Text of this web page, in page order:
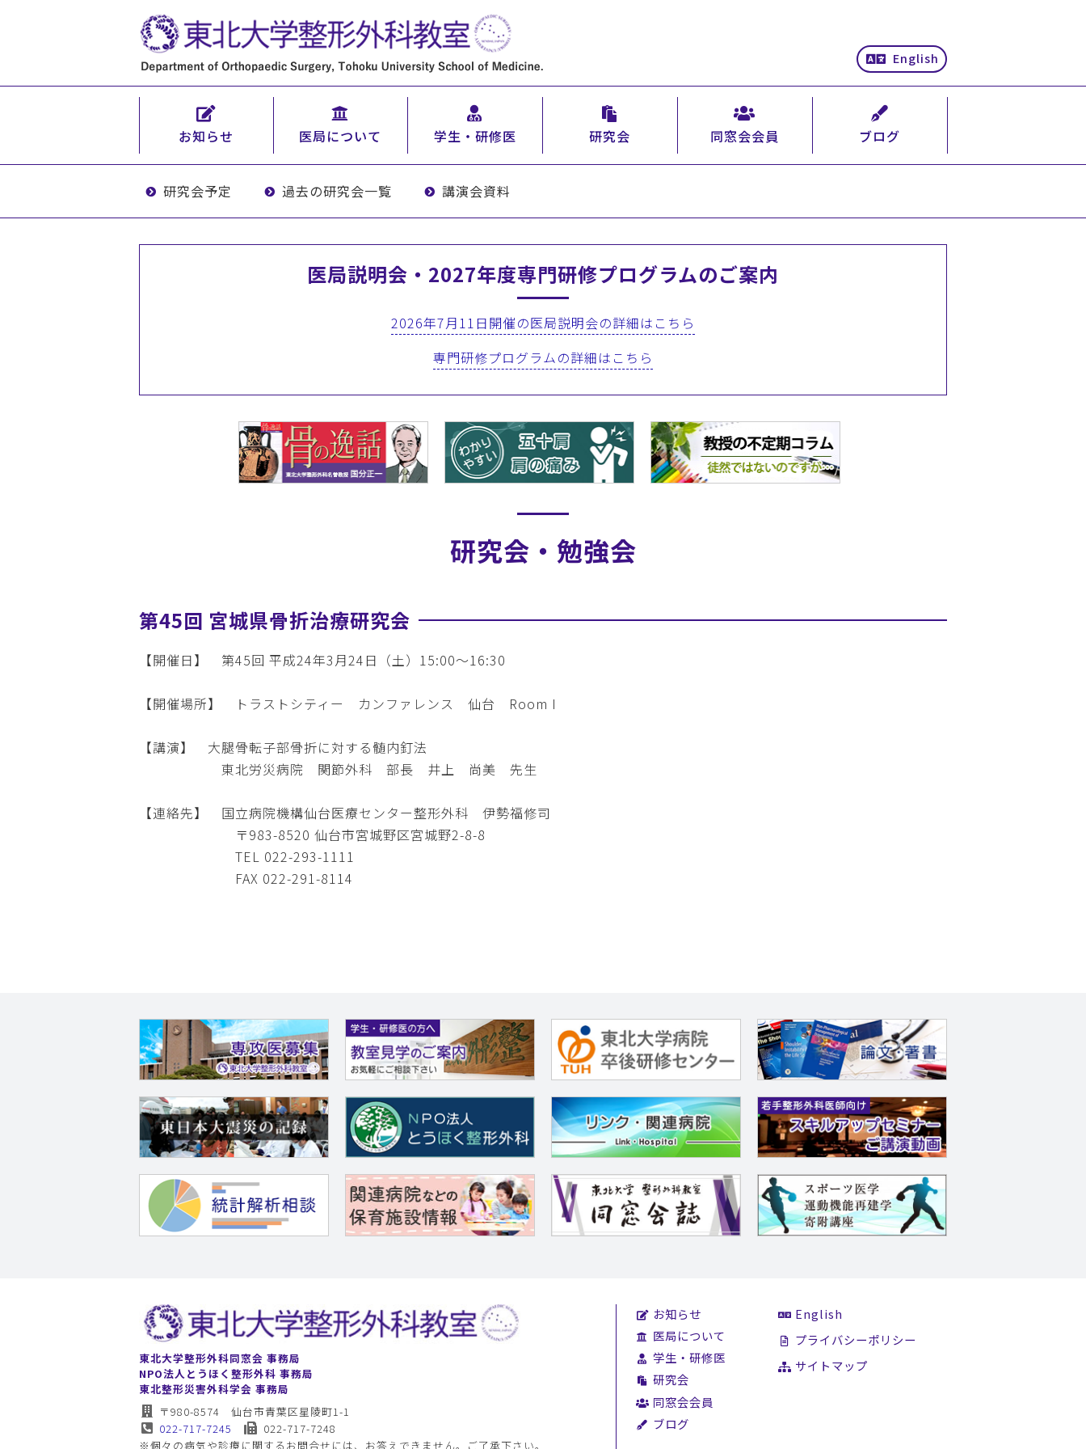
English
お知らせ 医局について 学生・研修医 研究会 同窓会会員 ブログ
研究会予定 過去の研究会一覧 講演会資料
医局説明会・2027年度専門研修プログラムのご案内
2026年7月11日開催の医局説明会の詳細はこちら
専門研修プログラムの詳細はこちら
研究会・勉強会
第45回 宮城県骨折治療研究会
【開催日】 第45回 平成24年3月24日（土）15:00～16:30
【開催場所】 トラストシティー カンファレンス 仙台 Room I
【講演】 大腿骨転子部骨折に対する髄内釘法
東北労災病院 関節外科 部長 井上 尚美 先生
【連絡先】 国立病院機構仙台医療センター整形外科 伊勢福修司
〒983-8520 仙台市宮城野区宮城野2-8-8
TEL 022-293-1111
FAX 022-291-8114
東北大学整形外科同窓会 事務局
NPO法人とうほく整形外科 事務局
東北整形災害外科学会 事務局
〒980-8574 仙台市青葉区星陵町1-1
022-717-7245
022-717-7248
※個々の病気や診療に関するお問合せには、お答えできません。ご了承下さい。
お知らせ
医局について
学生・研修医
研究会
同窓会会員
ブログ
English
プライバシーポリシー
サイトマップ